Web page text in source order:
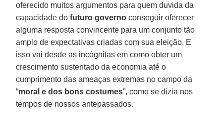
oferecido muitos argumentos para quem duvida da
capacidade dofuturo governo conseguir oferecer
alguma resposta convincente para um conjunto tão
amplo de expectativas criadas com sua eleição. E
isso vai desde as incógnitas em como obter um
crescimento sustentado da economia até o
cumprimento das ameaças extremas no campo da
“moral e dos bons costumes”, como se dizia nos
tempos de nossos antepassados.